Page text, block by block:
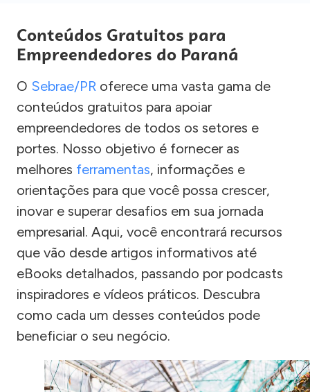
Conteúdos Gratuitos para
Empreendedores do Paraná
O Sebrae/PR oferece uma vasta gama de
conteúdos gratuitos para apoiar
empreendedores de todos os setores e
portes. Nosso objetivo é fornecer as
melhores ferramentas, informações e
orientações para que você possa crescer,
inovar e superar desafios em sua jornada
empresarial. Aqui, você encontrará recursos
que vão desde artigos informativos até
eBooks detalhados, passando por podcasts
inspiradores e vídeos práticos. Descubra
como cada um desses conteúdos pode
beneficiar o seu negócio.